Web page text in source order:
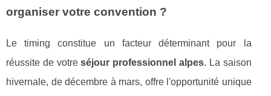
organiser votre convention ?
Le timing constitue un facteur déterminant pour la
réussite de votreséjour professionnel alpes. La saison
hivernale, de décembre à mars, offre l'opportunité unique